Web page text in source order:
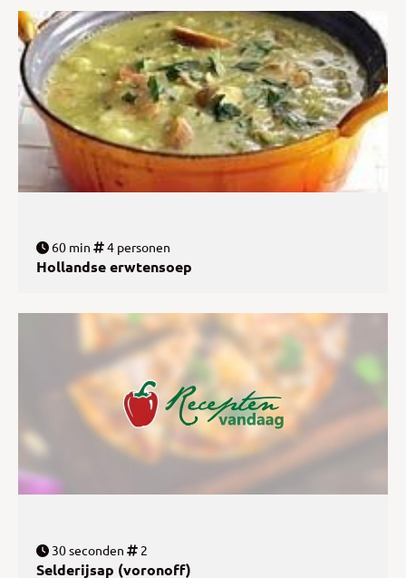
60 min 4 personen
Hollandse erwtensoep
30 seconden 2
Selderijsap (voronoff)